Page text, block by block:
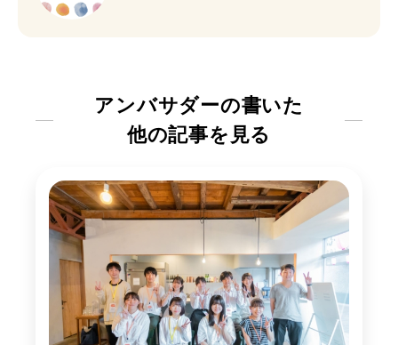
アンバサダーの書いた
他の記事を見る